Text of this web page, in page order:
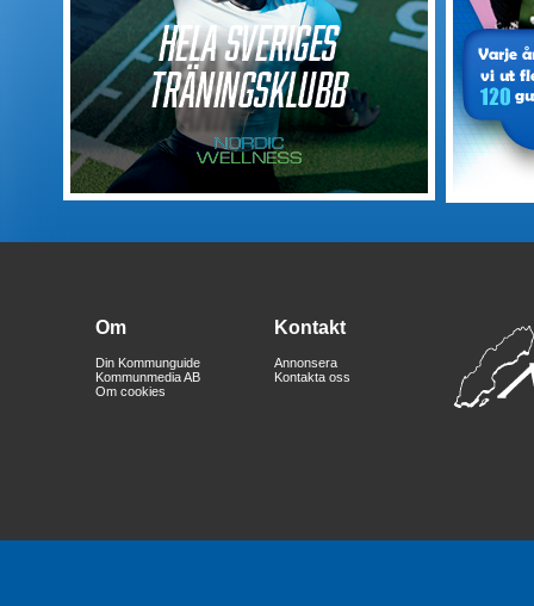
Om
Din Kommunguide
Kommunmedia AB
Om cookies
Kontakt
Annonsera
Kontakta oss